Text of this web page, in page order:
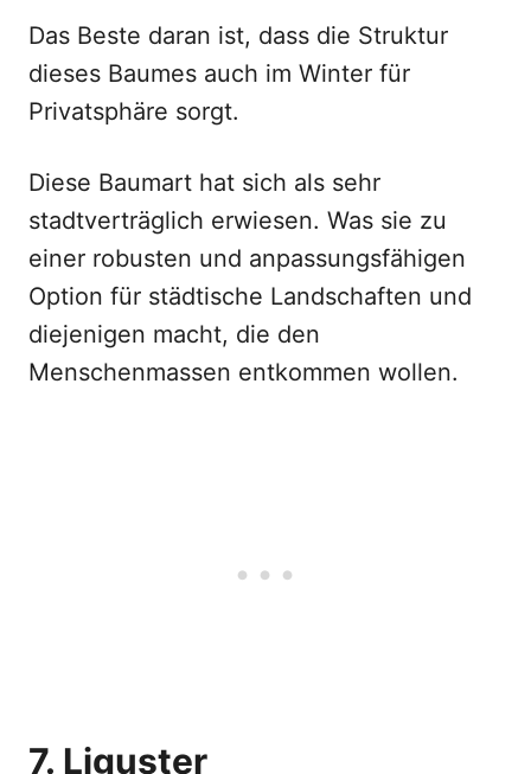
Das Beste daran ist, dass die Struktur
dieses Baumes auch im Winter für
Privatsphäre sorgt.
Diese Baumart hat sich als sehr
stadtverträglich erwiesen. Was sie zu
einer robusten und anpassungsfähigen
Option für städtische Landschaften und
diejenigen macht, die den
Menschenmassen entkommen wollen.
7. Liguster